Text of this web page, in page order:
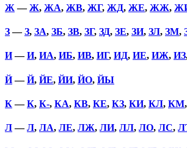
Ж —Ж, ЖА, ЖВ, ЖГ, ЖД, ЖЕ, ЖЖ,
З—З, ЗА, ЗБ, ЗВ, ЗГ, ЗД, ЗЕ, ЗИ, ЗЛ, ЗМ,
И—И, ИА, ИБ, ИВ, ИГ, ИД, ИЕ, ИЖ, ИЗ
Й—Й, ЙЕ, ЙИ, ЙО, ЙЫ
К—К, К-, КА, КВ, КЕ, КЗ, КИ, КЛ, КМ,
Л—Л, ЛА, ЛЕ, ЛЖ, ЛИ, ЛЛ, ЛО, ЛС,